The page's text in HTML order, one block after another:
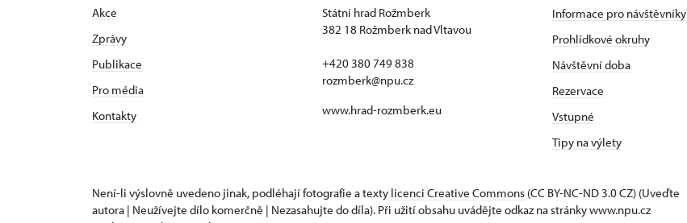
Akce
Zprávy
Publikace
Pro média
Kontakty
Státní hrad Rožmberk
382 18 Rožmberk nad Vltavou
+420 380 749 838
rozmberk@npu.cz
www.hrad-rozmberk.eu
Informace pro návštěvníky
Prohlídkové okruhy
Návštěvní doba
Rezervace
Vstupné
Tipy na výlety
Není-li výslovně uvedeno jinak, podléhají fotografie a texty licenci Creative Commons (CC BY-NC-ND 3.0 CZ) (Uveďte
autora | Neužívejte dílo komerčně | Nezasahujte do díla). Při užití obsahu uvádějte odkaz na stránky www.npu.cz